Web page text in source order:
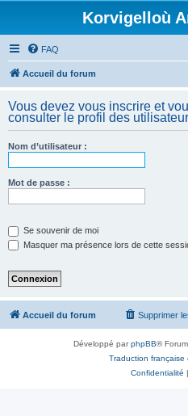
Korvigelloù
FAQ
Accueil du forum
Vous devez vous inscrire et
consulter le profil des
Nom d’utilisateur :
Mot de passe :
Se souvenir de moi
Masquer ma présence lors de cette
Accueil du forum Supprimer
Développé parphpBB®
Traduction française
Confidentialité |